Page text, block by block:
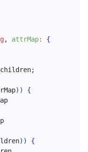
, attrMap:
{
;
) )
{
) )
{